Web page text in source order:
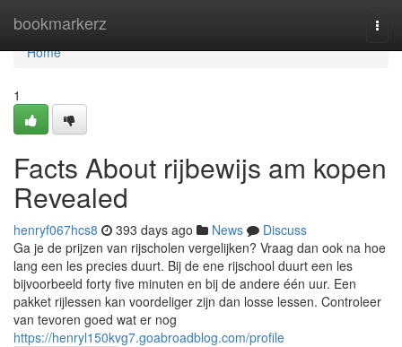
bookmarkerz
Home
Home
1
Facts About rijbewijs am kopen
Revealed
henryf067hcs8 393 days ago News
Discuss
Ga je de prijzen van rijscholen vergelijken? Vraag dan ook na hoe
lang een les precies duurt. Bij de ene rijschool duurt een les
bijvoorbeeld forty five minuten en bij de andere één uur. Een
pakket rijlessen kan voordeliger zijn dan losse lessen. Controleer
van tevoren goed wat er nog
https://henryl150kvg7.goabroadblog.com/profile